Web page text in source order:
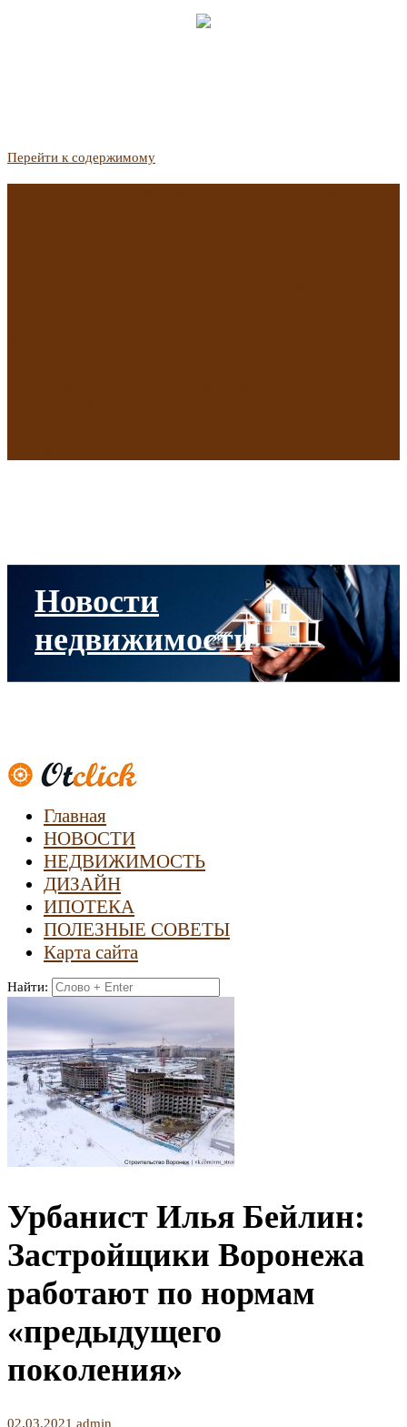
Перейти к содержимому
Новости
недвижимости
Главная
НОВОСТИ
НЕДВИЖИМОСТЬ
ДИЗАЙН
ИПОТЕКА
ПОЛЕЗНЫЕ СОВЕТЫ
Карта сайта
Найти:
Урбанист Илья Бейлин:
Застройщики Воронежа
работают по нормам
«предыдущего
поколения»
02.03.2021 admin